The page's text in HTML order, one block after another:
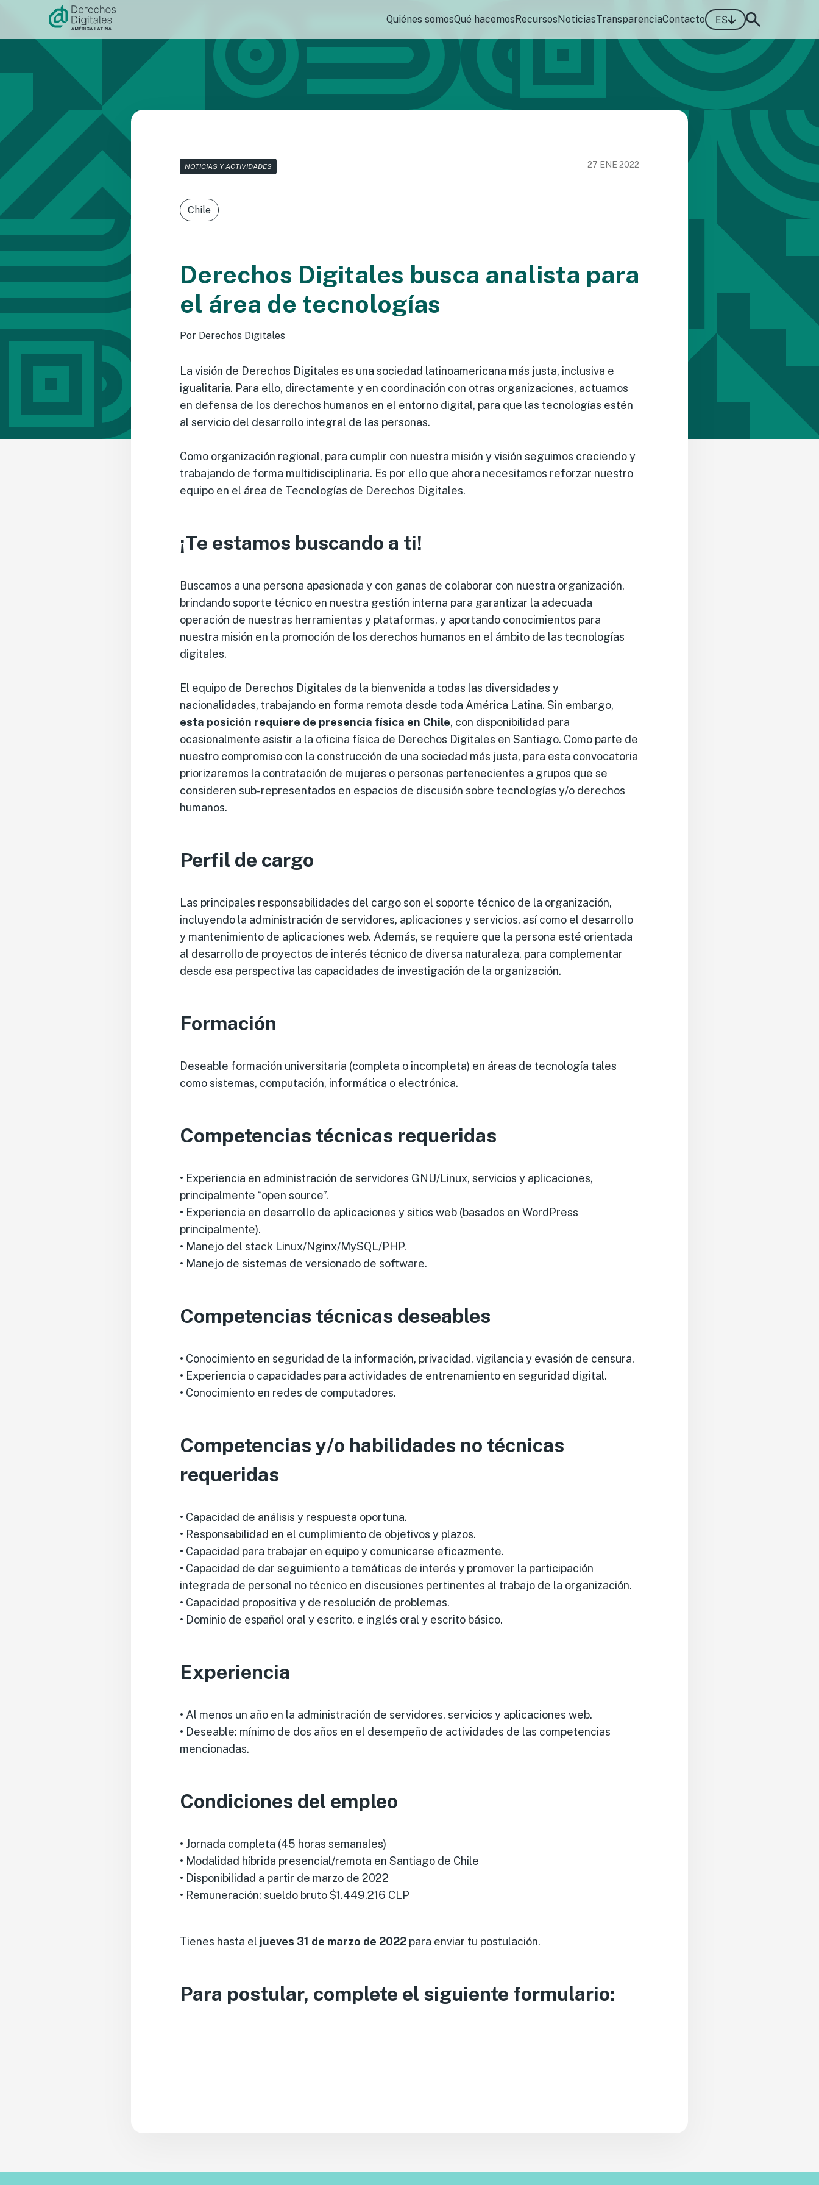
contenido
Quiénes somosQué hacemosRecursosNoticiasTransparenciaContacto ES
NOTICIAS Y ACTIVIDADES 27 ENE 2022
Chile
Derechos Digitales busca analista para
el área de tecnologías
Por Derechos Digitales
La visión de Derechos Digitales es una sociedad latinoamericana más justa, inclusiva e
igualitaria. Para ello, directamente y en coordinación con otras organizaciones, actuamos
en defensa de los derechos humanos en el entorno digital, para que las tecnologías estén
al servicio del desarrollo integral de las personas.
Como organización regional, para cumplir con nuestra misión y visión seguimos creciendo y
trabajando de forma multidisciplinaria. Es por ello que ahora necesitamos reforzar nuestro
equipo en el área de Tecnologías de Derechos Digitales.
¡Te estamos buscando a ti!
Buscamos a una persona apasionada y con ganas de colaborar con nuestra organización,
brindando soporte técnico en nuestra gestión interna para garantizar la adecuada
operación de nuestras herramientas y plataformas, y aportando conocimientos para
nuestra misión en la promoción de los derechos humanos en el ámbito de las tecnologías
digitales.
El equipo de Derechos Digitales da la bienvenida a todas las diversidades y
nacionalidades, trabajando en forma remota desde toda América Latina. Sin embargo,
esta posición requiere de presencia física en Chile, con disponibilidad para
ocasionalmente asistir a la oficina física de Derechos Digitales en Santiago. Como parte de
nuestro compromiso con la construcción de una sociedad más justa, para esta convocatoria
priorizaremos la contratación de mujeres o personas pertenecientes a grupos que se
consideren sub-representados en espacios de discusión sobre tecnologías y/o derechos
humanos.
Perfil de cargo
Las principales responsabilidades del cargo son el soporte técnico de la organización,
incluyendo la administración de servidores, aplicaciones y servicios, así como el desarrollo
y mantenimiento de aplicaciones web. Además, se requiere que la persona esté orientada
al desarrollo de proyectos de interés técnico de diversa naturaleza, para complementar
desde esa perspectiva las capacidades de investigación de la organización.
Formación
Deseable formación universitaria (completa o incompleta) en áreas de tecnología tales
como sistemas, computación, informática o electrónica.
Competencias técnicas requeridas
• Experiencia en administración de servidores GNU/Linux, servicios y aplicaciones,
principalmente “open source”.
• Experiencia en desarrollo de aplicaciones y sitios web (basados en WordPress
principalmente).
• Manejo del stack Linux/Nginx/MySQL/PHP.
• Manejo de sistemas de versionado de software.
Competencias técnicas deseables
• Conocimiento en seguridad de la información, privacidad, vigilancia y evasión de censura.
• Experiencia o capacidades para actividades de entrenamiento en seguridad digital.
• Conocimiento en redes de computadores.
Competencias y/o habilidades no técnicas
requeridas
• Capacidad de análisis y respuesta oportuna.
• Responsabilidad en el cumplimiento de objetivos y plazos.
• Capacidad para trabajar en equipo y comunicarse eficazmente.
• Capacidad de dar seguimiento a temáticas de interés y promover la participación
integrada de personal no técnico en discusiones pertinentes al trabajo de la organización.
• Capacidad propositiva y de resolución de problemas.
• Dominio de español oral y escrito, e inglés oral y escrito básico.
Experiencia
• Al menos un año en la administración de servidores, servicios y aplicaciones web.
• Deseable: mínimo de dos años en el desempeño de actividades de las competencias
mencionadas.
Condiciones del empleo
• Jornada completa (45 horas semanales)
• Modalidad híbrida presencial/remota en Santiago de Chile
• Disponibilidad a partir de marzo de 2022
• Remuneración: sueldo bruto $1.449.216 CLP
Tienes hasta el jueves 31 de marzo de 2022 para enviar tu postulación.
Para postular, complete el siguiente formulario: